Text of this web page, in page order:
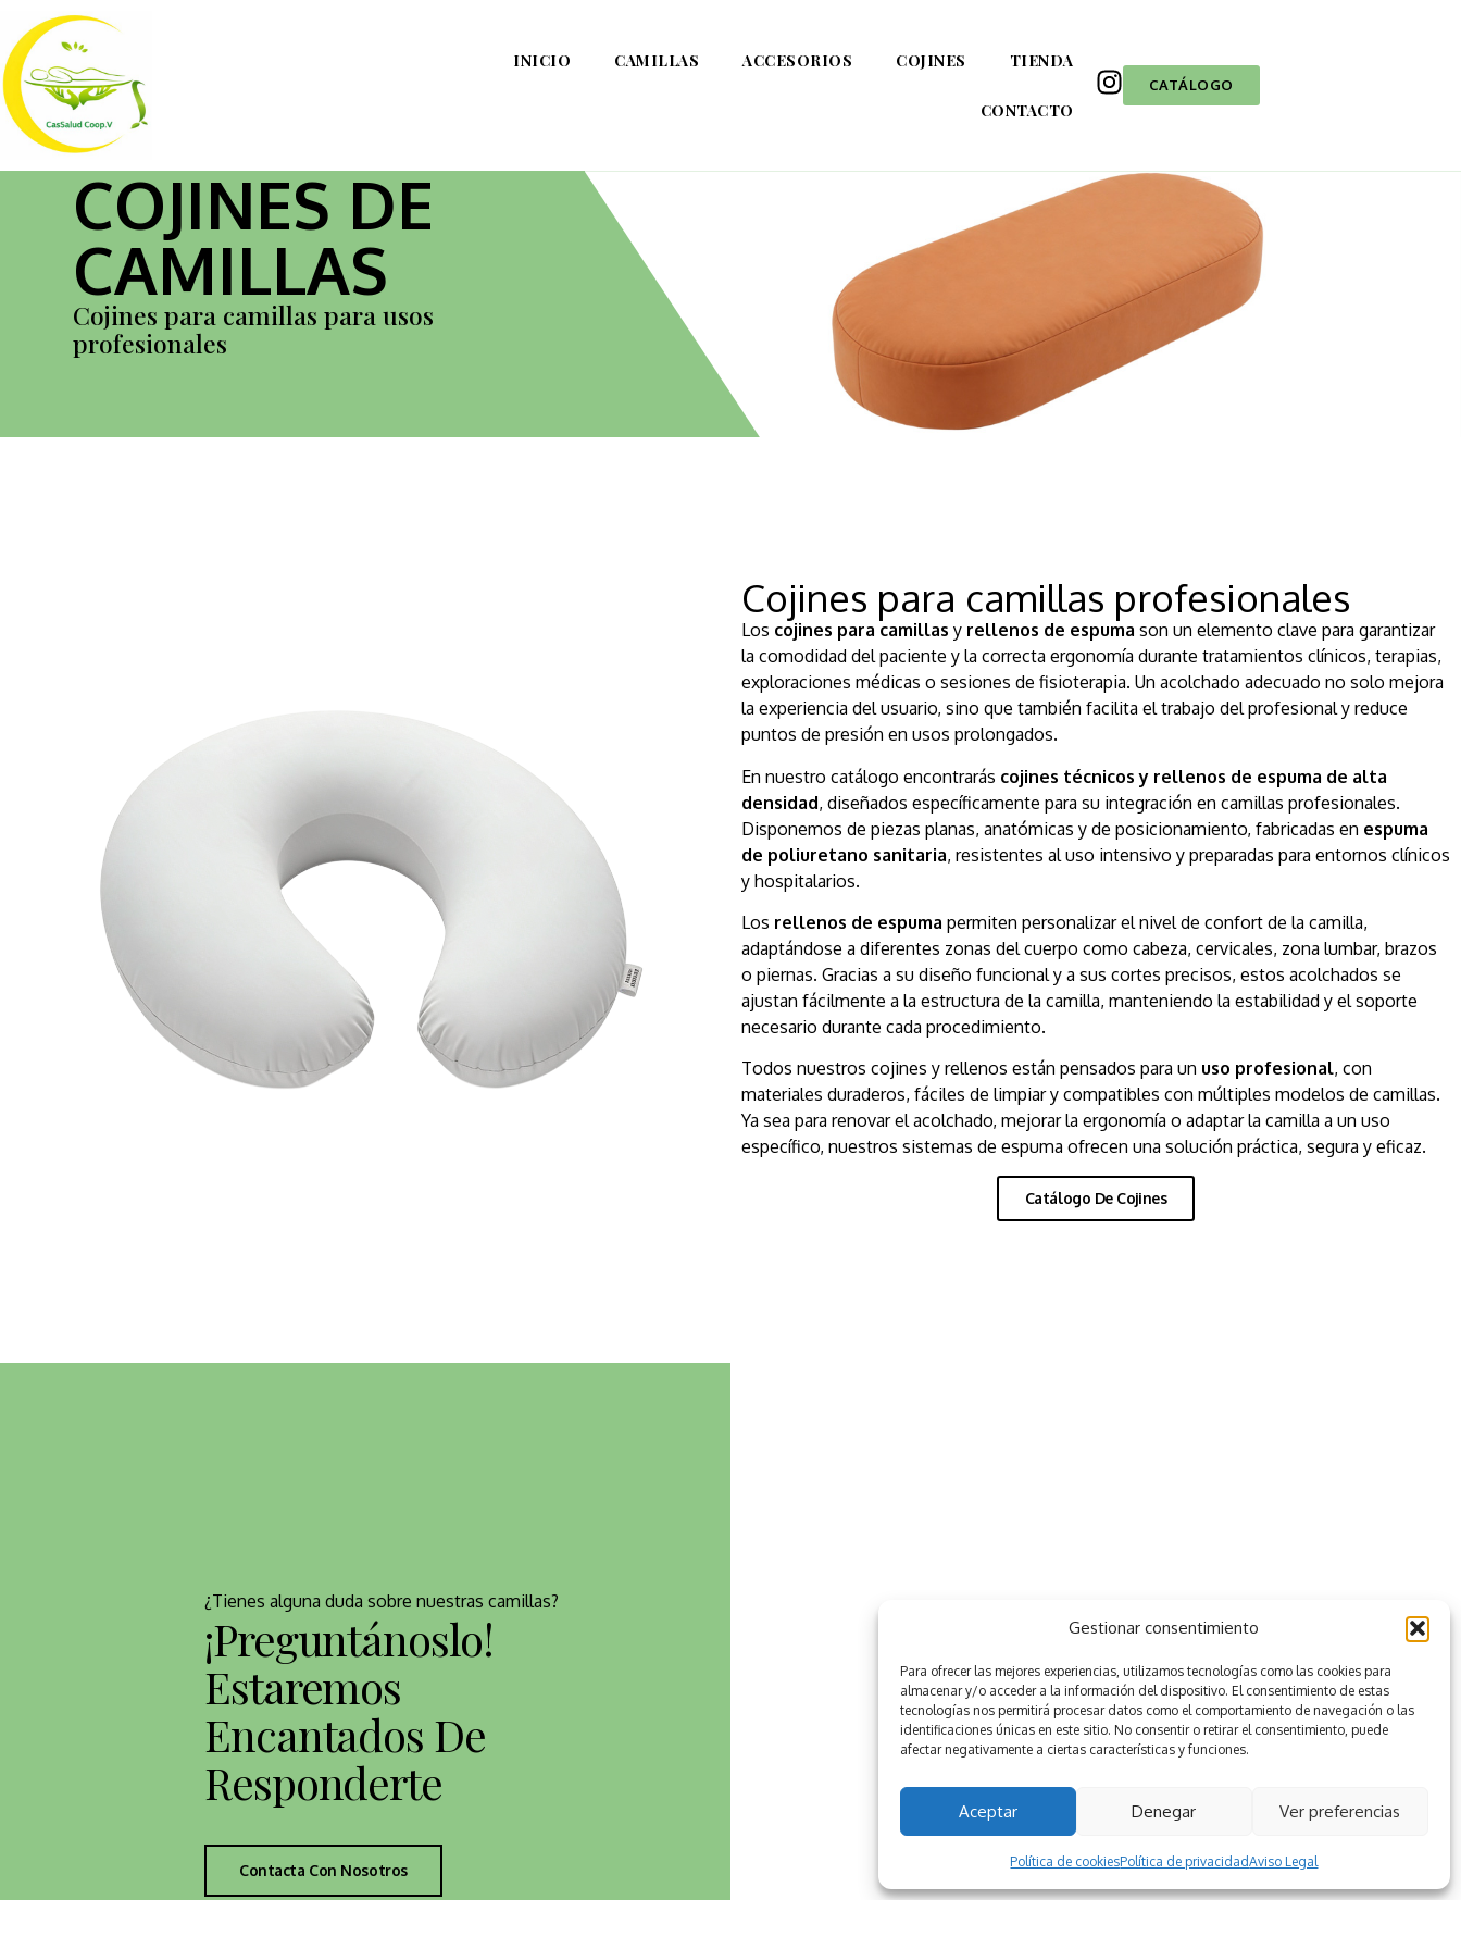
Gestionar consentimiento
Para ofrecer las mejores experiencias, utilizamos tecnologías como las cookies para
almacenar y/o acceder a la información del dispositivo. El consentimiento de estas
tecnologías nos permitirá procesar datos como el comportamiento de navegación o las
identificaciones únicas en este sitio. No consentir o retirar el consentimiento, puede
afectar negativamente a ciertas características y funciones.
Aceptar Denegar Ver preferencias
Política de cookiesPolítica de privacidadAviso Legal
INICIO CAMILLAS ACCESORIOS COJINES TIENDA
CONTACTO
CATÁLOGO
COJINES DE
CAMILLAS
Cojines para camillas para usos
profesionales
Cojines para camillas profesionales
Los cojines para camillas y rellenos de espuma son un elemento clave para garantizar
la comodidad del paciente y la correcta ergonomía durante tratamientos clínicos, terapias,
exploraciones médicas o sesiones de fisioterapia. Un acolchado adecuado no solo mejora
la experiencia del usuario, sino que también facilita el trabajo del profesional y reduce
puntos de presión en usos prolongados.
En nuestro catálogo encontrarás cojines técnicos y rellenos de espuma de alta
densidad, diseñados específicamente para su integración en camillas profesionales.
Disponemos de piezas planas, anatómicas y de posicionamiento, fabricadas en espuma
de poliuretano sanitaria, resistentes al uso intensivo y preparadas para entornos clínicos
y hospitalarios.
Los rellenos de espuma permiten personalizar el nivel de confort de la camilla,
adaptándose a diferentes zonas del cuerpo como cabeza, cervicales, zona lumbar, brazos
o piernas. Gracias a su diseño funcional y a sus cortes precisos, estos acolchados se
ajustan fácilmente a la estructura de la camilla, manteniendo la estabilidad y el soporte
necesario durante cada procedimiento.
Todos nuestros cojines y rellenos están pensados para un uso profesional, con
materiales duraderos, fáciles de limpiar y compatibles con múltiples modelos de camillas.
Ya sea para renovar el acolchado, mejorar la ergonomía o adaptar la camilla a un uso
específico, nuestros sistemas de espuma ofrecen una solución práctica, segura y eficaz.
Catálogo De Cojines
¿Tienes alguna duda sobre nuestras camillas?
¡Preguntánoslo!
Estaremos
Encantados De
Responderte
Contacta Con Nosotros